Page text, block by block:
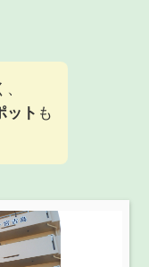
ット も